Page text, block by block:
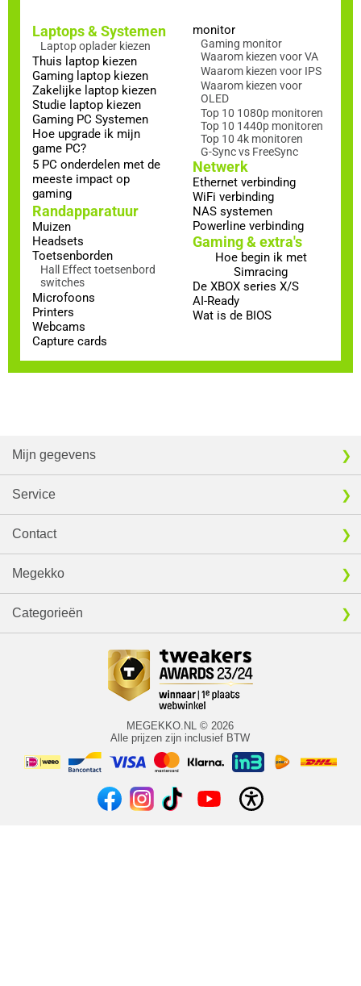
Laptops & Systemen
Laptop oplader kiezen
Thuis laptop kiezen
Gaming laptop kiezen
Zakelijke laptop kiezen
Studie laptop kiezen
Gaming PC Systemen
Hoe upgrade ik mijn
game PC?
5 PC onderdelen met de
meeste impact op
gaming
Randapparatuur
Muizen
Headsets
Toetsenborden
Hall Effect toetsenbord
switches
Microfoons
Printers
Webcams
Capture cards
monitor
Gaming monitor
Waarom kiezen voor VA
Waarom kiezen voor IPS
Waarom kiezen voor
OLED
Top 10 1080p monitoren
Top 10 1440p monitoren
Top 10 4k monitoren
G-Sync vs FreeSync
Netwerk
Ethernet verbinding
WiFi verbinding
NAS systemen
Powerline verbinding
Gaming & extra's
Hoe begin ik met
Simracing
De XBOX series X/S
AI-Ready
Wat is de BIOS
Mijn gegevens
Service
Contact
Megekko
Categorieën
MEGEKKO.NL © 2026
Alle prijzen zijn inclusief BTW